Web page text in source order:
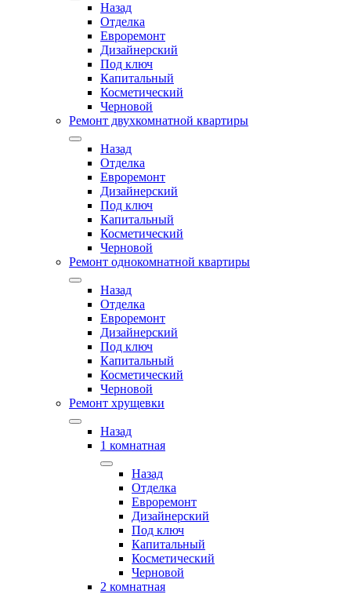
Назад
Отделка
Евроремонт
Дизайнерский
Под ключ
Капитальный
Косметический
Черновой
Ремонт двухкомнатной квартиры
Назад
Отделка
Евроремонт
Дизайнерский
Под ключ
Капитальный
Косметический
Черновой
Ремонт однокомнатной квартиры
Назад
Отделка
Евроремонт
Дизайнерский
Под ключ
Капитальный
Косметический
Черновой
Ремонт хрущевки
Назад
1 комнатная
Назад
Отделка
Евроремонт
Дизайнерский
Под ключ
Капитальный
Косметический
Черновой
2 комнатная